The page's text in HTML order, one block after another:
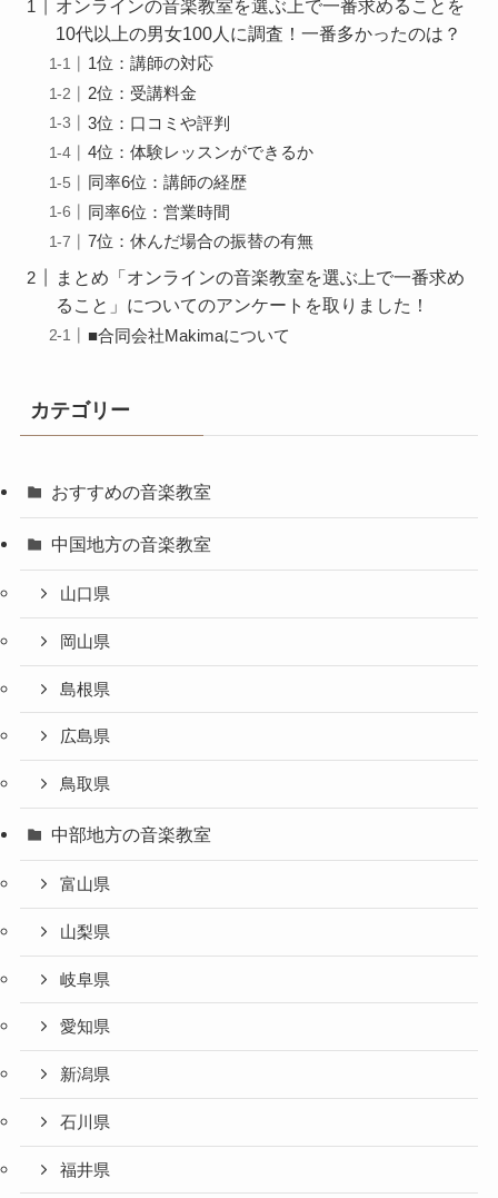
オンラインの音楽教室を選ぶ上で一番求めることを
10代以上の男女100人に調査！一番多かったのは？
1位：講師の対応
2位：受講料金
3位：口コミや評判
4位：体験レッスンができるか
同率6位：講師の経歴
同率6位：営業時間
7位：休んだ場合の振替の有無
まとめ「オンラインの音楽教室を選ぶ上で一番求め
ること」についてのアンケートを取りました！
■合同会社Makimaについて
カテゴリー
おすすめの音楽教室
中国地方の音楽教室
山口県
岡山県
島根県
広島県
鳥取県
中部地方の音楽教室
富山県
山梨県
岐阜県
愛知県
新潟県
石川県
福井県